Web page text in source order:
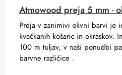
Atmowood preja 5 mm -
Preja v zanimivi olivni barvi je
kvačkanih košaric in okraskov.
100 m tuljav, v naši ponudbi
barvne različice .